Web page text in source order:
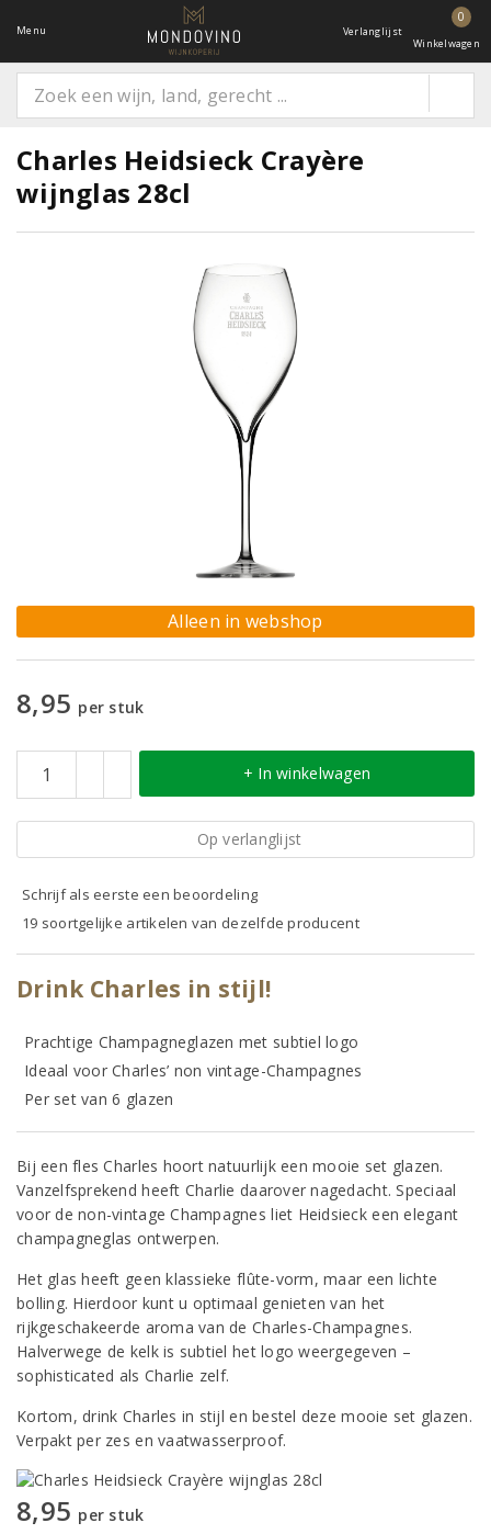
Menu Verlanglijst
0
Winkelwagen
Charles Heidsieck Crayère
wijnglas 28cl
Alleen in webshop
8,95 per stuk
+ In winkelwagen
Op verlanglijst
Schrijf als eerste een beoordeling
19 soortgelijke artikelen van dezelfde producent
Drink Charles in stijl!
Prachtige Champagneglazen met subtiel logo
Ideaal voor Charles’ non vintage-Champagnes
Per set van 6 glazen
Bij een fles Charles hoort natuurlijk een mooie set glazen.
Vanzelfsprekend heeft Charlie daarover nagedacht. Speciaal
voor de non-vintage Champagnes liet Heidsieck een elegant
champagneglas ontwerpen.
Het glas heeft geen klassieke flûte-vorm, maar een lichte
bolling. Hierdoor kunt u optimaal genieten van het
rijkgeschakeerde aroma van de Charles-Champagnes.
Halverwege de kelk is subtiel het logo weergegeven –
sophisticated als Charlie zelf.
Kortom, drink Charles in stijl en bestel deze mooie set glazen.
Verpakt per zes en vaatwasserproof.
8,95 per stuk